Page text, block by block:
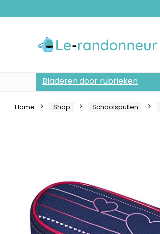
Bladeren door rubrieken
Home Shop Schoolspullen